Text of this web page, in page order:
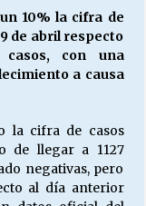
CLIMA
de Maipu.
10% la cifra de
de abril respecto
con una
a causa
la cifra de casos
de llegar a 1127
negativas, pero
al día anterior